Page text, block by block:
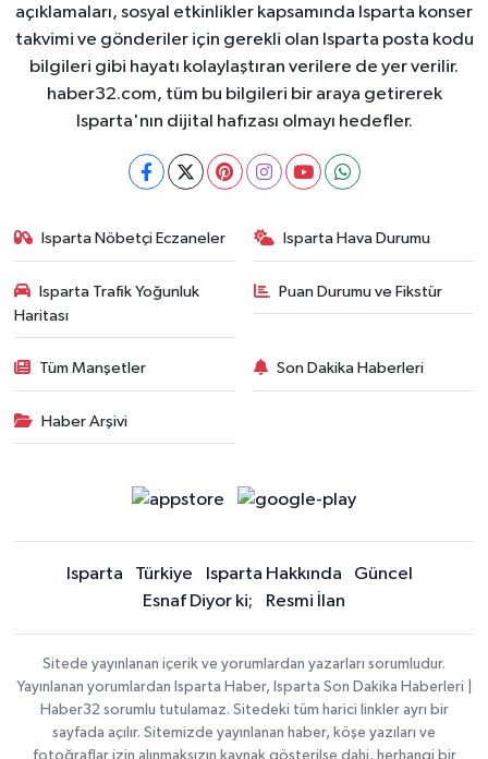
açıklamaları, sosyal etkinlikler kapsamında Isparta konser
takvimi ve gönderiler için gerekli olan Isparta posta kodu
bilgileri gibi hayatı kolaylaştıran verilere de yer verilir.
haber32.com, tüm bu bilgileri bir araya getirerek
Isparta'nın dijital hafızası olmayı hedefler.
Isparta Nöbetçi Eczaneler Isparta Hava Durumu
Isparta Trafik Yoğunluk
Haritası
Puan Durumu ve Fikstür
Tüm Manşetler Son Dakika Haberleri
Haber Arşivi
Isparta Türkiye Isparta Hakkında
Güncel
Esnaf Diyor ki;
Resmi İlan
Sitede yayınlanan içerik ve yorumlardan yazarları sorumludur.
Yayınlanan yorumlardan Isparta Haber, Isparta Son Dakika Haberleri |
Haber32 sorumlu tutulamaz. Sitedeki tüm harici linkler ayrı bir
sayfada açılır. Sitemizde yayınlanan haber, köşe yazıları ve
fotoğraflar izin alınmaksızın kaynak gösterilse dahi, herhangi bir